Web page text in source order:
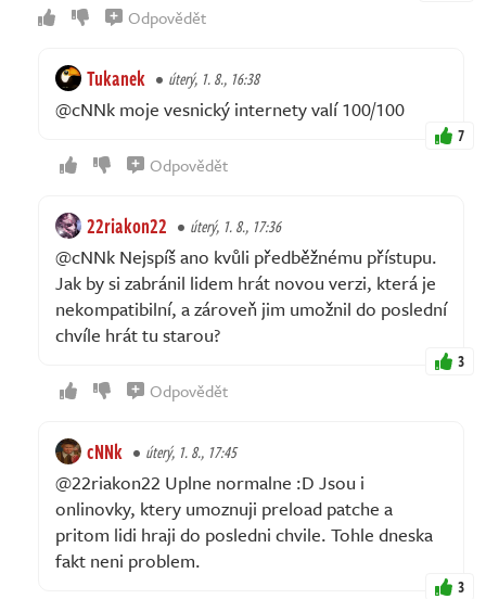
Odpovědět
Tukanek úterý, 1. 8., 16:38
@cNNk moje vesnický internety valí 100/100
7
Odpovědět
22riakon22 úterý, 1. 8., 17:36
@cNNk Nejspíš ano kvůli předběžnému přístupu.
Jak by si zabránil lidem hrát novou verzi, která je
nekompatibilní, a zároveň jim umožnil do poslední
chvíle hrát tu starou?
3
Odpovědět
cNNk úterý, 1. 8., 17:45
@22riakon22 Uplne normalne :D Jsou i
onlinovky, ktery umoznuji preload patche a
pritom lidi hraji do posledni chvile. Tohle dneska
fakt neni problem.
3